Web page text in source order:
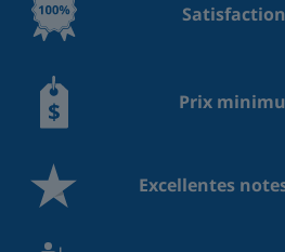
Prix
Excellentes